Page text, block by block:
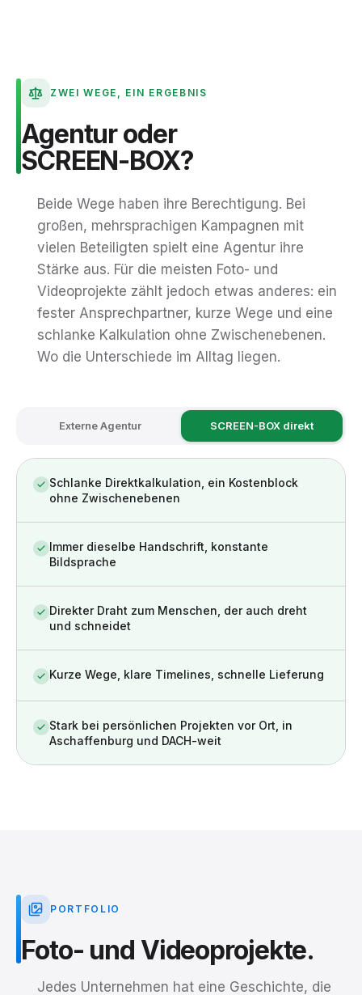
ZWEI WEGE, EIN ERGEBNIS
Agentur oder
SCREEN-BOX?
Beide Wege haben ihre Berechtigung. Bei
großen, mehrsprachigen Kampagnen mit
vielen Beteiligten spielt eine Agentur ihre
Stärke aus. Für die meisten Foto- und
Videoprojekte zählt jedoch etwas anderes: ein
fester Ansprechpartner, kurze Wege und eine
schlanke Kalkulation ohne Zwischenebenen.
Wo die Unterschiede im Alltag liegen.
Externe Agentur SCREEN-BOX direkt
Schlanke Direktkalkulation, ein Kostenblock
ohne Zwischenebenen
Immer dieselbe Handschrift, konstante
Bildsprache
Direkter Draht zum Menschen, der auch dreht
und schneidet
Kurze Wege, klare Timelines, schnelle Lieferung
Stark bei persönlichen Projekten vor Ort, in
Aschaffenburg und DACH-weit
PORTFOLIO
Foto- und Videoprojekte.
Jedes Unternehmen hat eine Geschichte, die